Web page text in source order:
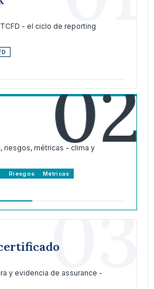
TCFD - el ciclo de reporting
02
riesgos, métricas - clima y
Riesgos Métricas
03
y evidencia de assurance -